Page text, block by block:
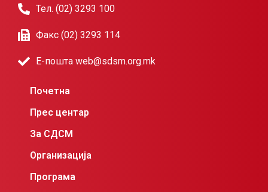
Тел. (02) 3293 100
Факс (02) 3293 114
Е-пошта web@sdsm.org.mk
Почетна
Прес центар
За СДСМ
Организација
Програма